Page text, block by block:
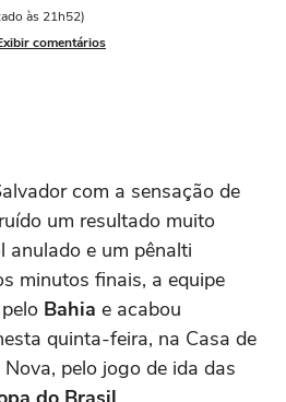
às 21h52)
comentários
com a sensação de
um resultado muito
anulado e um pênalti
minutos finais, a equipe
Bahia e acabou
quinta-feira, na Casa de
pelo jogo de ida das